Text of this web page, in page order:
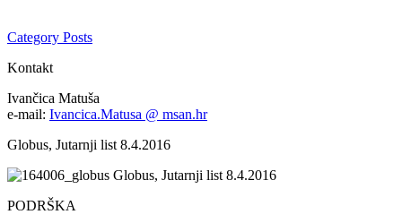
Category Posts
Kontakt
Ivančica Matuša
e-mail: Ivancica.Matusa @ msan.hr
Globus, Jutarnji list 8.4.2016
Globus, Jutarnji list 8.4.2016
PODRŠKA